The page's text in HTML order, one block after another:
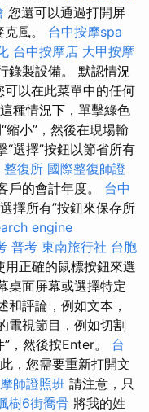
您還可以通過打開屏
風。 台中按摩spa
台中按摩店 大甲按摩
錄製設備。 默認情況
以在此菜單中的任何
種情況下，單擊綠色
縮小”，然後在現場輸
“選擇”按鈕以節省所有
整復所 國際整復師證
戶的會計年度。 台中
擇所有”按鈕來保存所
engine
普考 東南旅行社 台胞
用正確的鼠標按鈕來選
桌面屏幕或選擇特定
和評論，例如文本，
電視節目，例如切割
，然後按Enter。 台
，您需要重新打開文
師證照班 請注意，只
樹6街喬骨 將我的姓